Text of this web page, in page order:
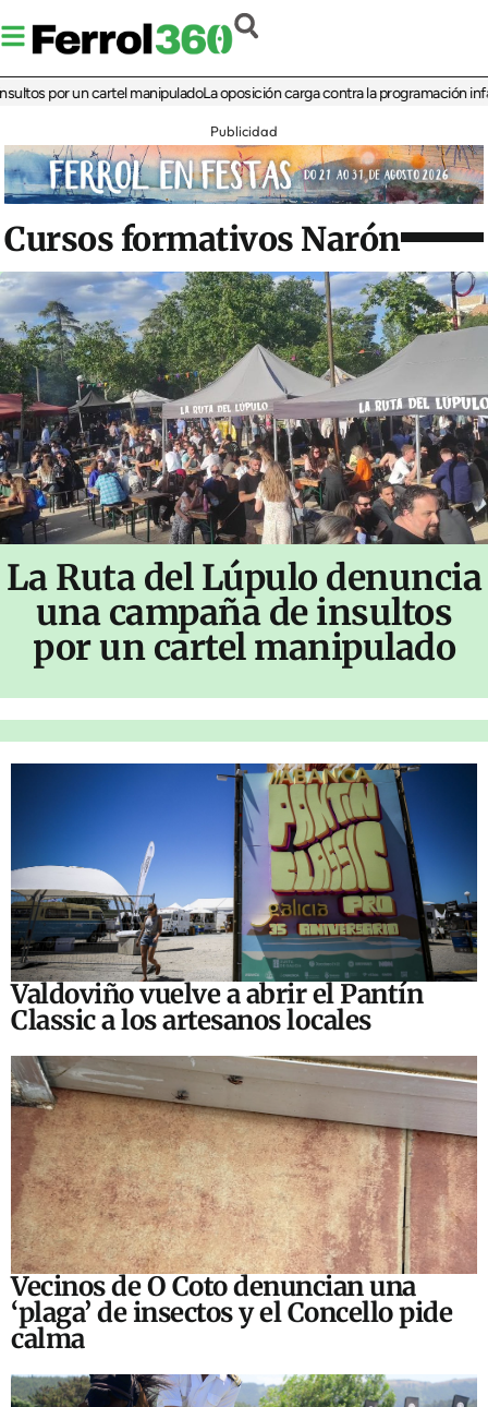
por un cartel manipuladoLa oposición carga contra la programación infantil
Publicidad
Cursos formativos Narón
La Ruta del Lúpulo denuncia
una campaña de insultos
por un cartel manipulado
Valdoviño vuelve a abrir el Pantín
Classic a los artesanos locales
Vecinos de O Coto denuncian una
‘plaga’ de insectos y el Concello pide
calma